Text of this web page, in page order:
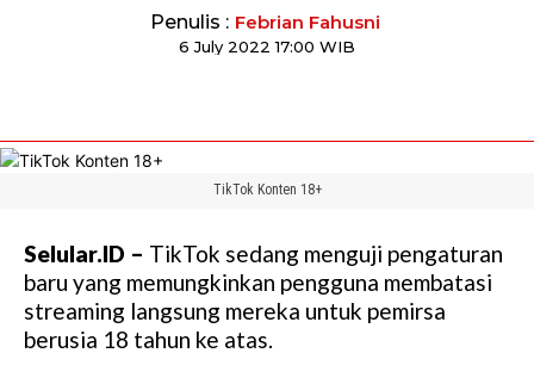
Penulis : Febrian Fahusni
6 July 2022 17:00 WIB
TikTok Konten 18+
Selular.ID – TikTok sedang menguji pengaturan
baru yang memungkinkan pengguna membatasi
streaming langsung mereka untuk pemirsa
berusia 18 tahun ke atas.